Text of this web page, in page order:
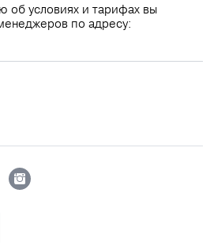
условиях и тарифах вы
по адресу: